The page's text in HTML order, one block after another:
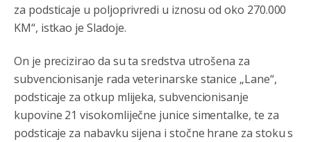
za podsticaje u poljoprivredi u iznosu od oko 270.000
KM“, istkao je Sladoje.
On je precizirao da su ta sredstva utrošena za
subvencionisanje rada veterinarske stanice „Lane“,
podsticaje za otkup mlijeka, subvencionisanje
kupovine 21 visokomliječne junice simentalke, te za
podsticaje za nabavku sijena i stočne hrane za stoku s